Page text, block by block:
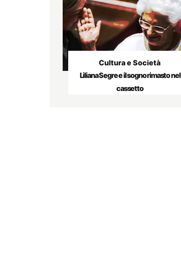
Cultura e Società
Liliana Segre e il sogno rimasto nel
cassetto